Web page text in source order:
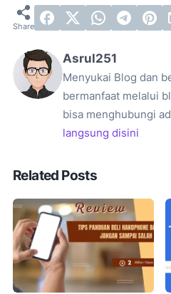
Asrul251
Menyukai Blog dan
bermanfaat melalui
bisa menghubungi
langsung disini
Related Posts